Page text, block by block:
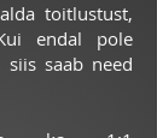
toitlustust,
endal pole
siis saab need